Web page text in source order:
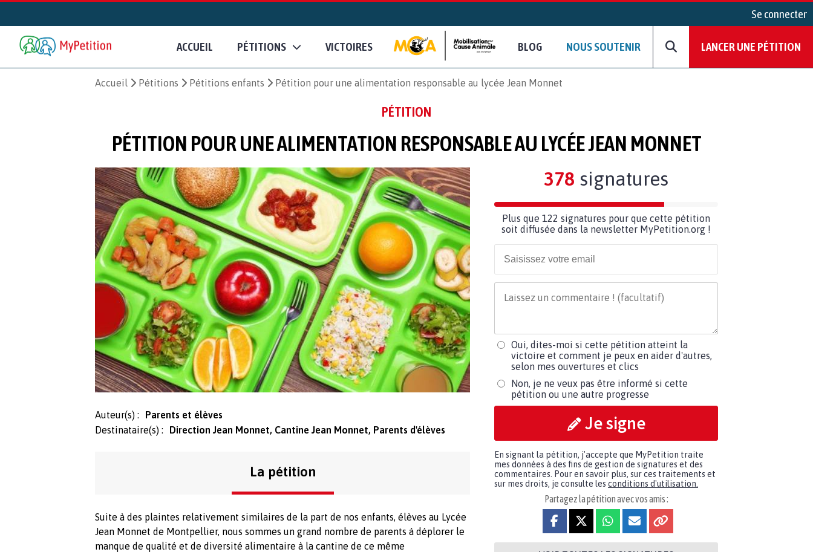
Se connecter
ACCUEIL PÉTITIONS VICTOIRES BLOG NOUS SOUTENIR LANCER UNE PÉTITION
Accueil Pétitions Pétitions enfants Pétition pour une alimentation responsable au lycée Jean Monnet
PÉTITION
PÉTITION POUR UNE ALIMENTATION RESPONSABLE AU LYCÉE JEAN MONNET
Auteur(s) :
Parents et élèves
Destinataire(s) :
Direction Jean Monnet, Cantine Jean Monnet, Parents d'élèves
La pétition
Suite à des plaintes relativement similaires de la part de nos enfants, élèves au Lycée
Jean Monnet de Montpellier, nous sommes un grand nombre de parents à déplorer le
manque de qualité et de diversité alimentaire à la cantine de ce même
378 signatures
Plus que 122 signatures pour que cette pétition
soit diffusée dans la newsletter MyPetition.org !
Oui, dites-moi si cette pétition atteint la
victoire et comment je peux en aider d'autres,
selon mes ouvertures et clics
Non, je ne veux pas être informé si cette
pétition ou une autre progresse
Je signe
En signant la pétition, j'accepte que MyPetition traite
mes données à des fins de gestion de signatures et des
commentaires. Pour en savoir plus, sur ces traitements et
sur mes droits, je consulte les conditions d'utilisation.
Partagez la pétition avec vos amis :